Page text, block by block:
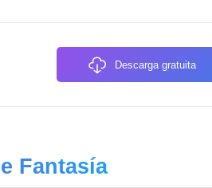
Descarga gratuita
Fantasía